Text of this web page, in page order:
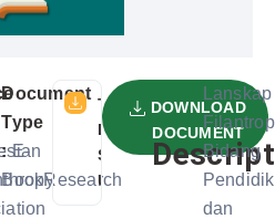
Document
Type
:E-
BookResearch
TELAH
DIDOWNLOAD
SEBANYAK 59
USER
DOWNLOAD
DOCUMENT
Lanskap
Bidang
dan